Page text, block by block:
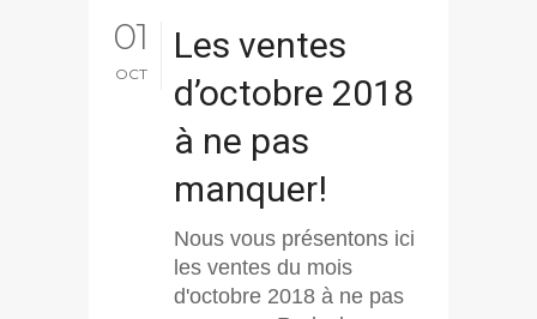
01
OCT
Les ventes
d’octobre 2018
à ne pas
manquer!
Nous vous présentons ici
les ventes du mois
d'octobre 2018 à ne pas